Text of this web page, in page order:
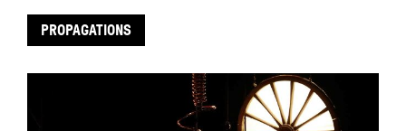
PROPAGATIONS